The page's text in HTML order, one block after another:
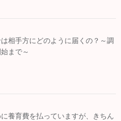
相手方にどのように届くの？～調
まで～
養育費を払っていますが、きちん